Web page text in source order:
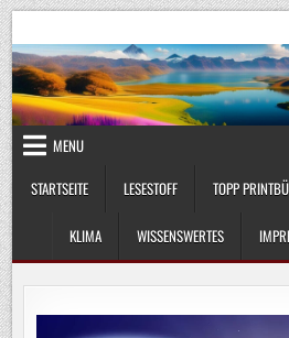
Skip
to
content
UmweltKlima.com
MENU
STARTSEITE
LESESTOFF TOPP
KLIMA WISSENSWERTES